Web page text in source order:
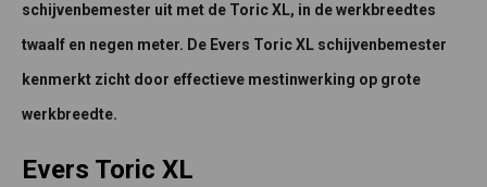
schijvenbemester uit met de Toric XL, in de werkbreedtes
twaalf en negen meter. De Evers Toric XL schijvenbemester
kenmerkt zicht door effectieve mestinwerking op grote
werkbreedte.
Evers Toric XL